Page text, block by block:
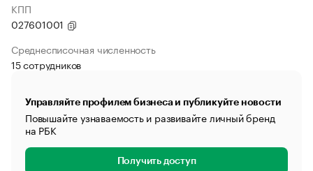
КПП
027601001
Среднесписочная численность
15 сотрудников
Управляйте профилем бизнеса и публикуйте новости
Повышайте узнаваемость и развивайте личный бренд
на РБК
Получить доступ